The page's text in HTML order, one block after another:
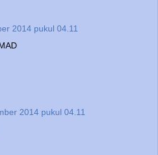
2014 pukul 04.11
2014 pukul 04.11